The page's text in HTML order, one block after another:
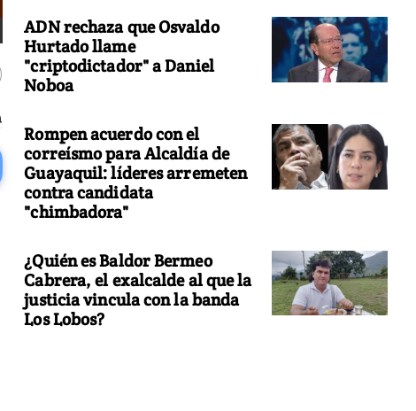
ADN rechaza que Osvaldo
Hurtado llame
"criptodictador" a Daniel
Noboa
Rompen acuerdo con el
correísmo para Alcaldía de
Guayaquil: líderes arremeten
contra candidata
"chimbadora"
¿Quién es Baldor Bermeo
Cabrera, el exalcalde al que la
justicia vincula con la banda
Los Lobos?